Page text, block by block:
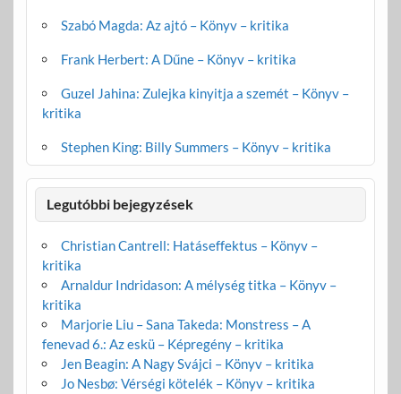
Szabó Magda: Az ajtó – Könyv – kritika
Frank Herbert: A Dűne – Könyv – kritika
Guzel Jahina: Zulejka kinyitja a szemét – Könyv –
kritika
Stephen King: Billy Summers – Könyv – kritika
Legutóbbi bejegyzések
Christian Cantrell: Hatáseffektus – Könyv –
kritika
Arnaldur Indridason: A mélység titka – Könyv –
kritika
Marjorie Liu – Sana Takeda: Monstress – A
fenevad 6.: Az eskü – Képregény – kritika
Jen Beagin: A Nagy Svájci – Könyv – kritika
Jo Nesbø: Vérségi kötelék – Könyv – kritika